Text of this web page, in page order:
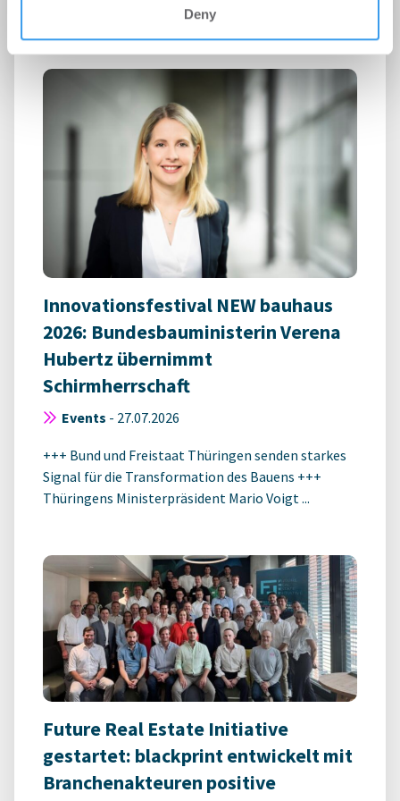
Deny
kostenlosen Account, um auf die neusten ...
Innovationsfestival NEW bauhaus
2026: Bundesbauministerin Verena
Hubertz übernimmt
Schirmherrschaft
Events - 27.07.2026
+++ Bund und Freistaat Thüringen senden starkes
Signal für die Transformation des Bauens +++
Thüringens Ministerpräsident Mario Voigt ...
Future Real Estate Initiative
gestartet: blackprint entwickelt mit
Branchenakteuren positive